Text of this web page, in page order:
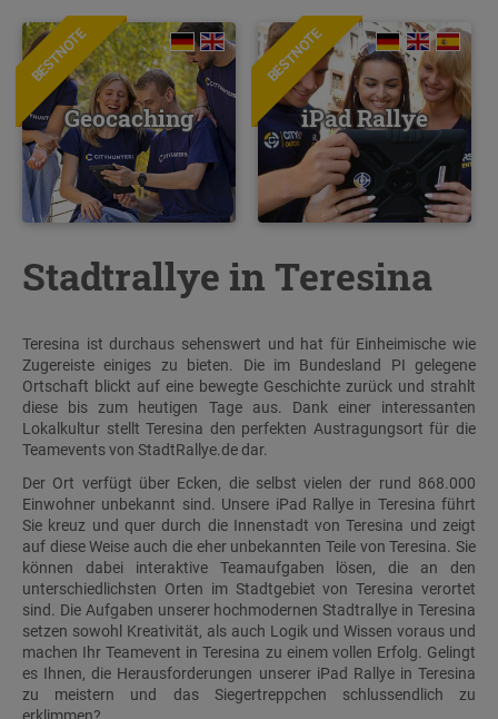
BESTNOTE
Geocaching
BESTNOTE
iPad Rallye
Stadtrallye in Teresina
Teresina ist durchaus sehenswert und hat für Einheimische wie
Zugereiste einiges zu bieten. Die im Bundesland PI gelegene
Ortschaft blickt auf eine bewegte Geschichte zurück und strahlt
diese bis zum heutigen Tage aus. Dank einer interessanten
Lokalkultur stellt Teresina den perfekten Austragungsort für die
Teamevents von StadtRallye.de dar.
Der Ort verfügt über Ecken, die selbst vielen der rund 868.000
Einwohner unbekannt sind. Unsere iPad Rallye in Teresina führt
Sie kreuz und quer durch die Innenstadt von Teresina und zeigt
auf diese Weise auch die eher unbekannten Teile von Teresina. Sie
können dabei interaktive Teamaufgaben lösen, die an den
unterschiedlichsten Orten im Stadtgebiet von Teresina verortet
sind. Die Aufgaben unserer hochmodernen Stadtrallye in Teresina
setzen sowohl Kreativität, als auch Logik und Wissen voraus und
machen Ihr Teamevent in Teresina zu einem vollen Erfolg. Gelingt
es Ihnen, die Herausforderungen unserer iPad Rallye in Teresina
zu meistern und das Siegertreppchen schlussendlich zu
erklimmen?